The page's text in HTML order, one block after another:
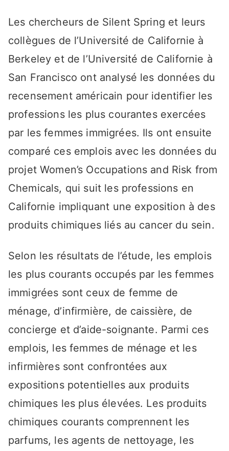
Les chercheurs de Silent Spring et leurs
collègues de l’Université de Californie à
Berkeley et de l’Université de Californie à
San Francisco ont analysé les données du
recensement américain pour identifier les
professions les plus courantes exercées
par les femmes immigrées. Ils ont ensuite
comparé ces emplois avec les données du
projet Women’s Occupations and Risk from
Chemicals, qui suit les professions en
Californie impliquant une exposition à des
produits chimiques liés au cancer du sein.
Selon les résultats de l’étude, les emplois
les plus courants occupés par les femmes
immigrées sont ceux de femme de
ménage, d’infirmière, de caissière, de
concierge et d’aide-soignante. Parmi ces
emplois, les femmes de ménage et les
infirmières sont confrontées aux
expositions potentielles aux produits
chimiques les plus élevées. Les produits
chimiques courants comprennent les
parfums, les agents de nettoyage, les